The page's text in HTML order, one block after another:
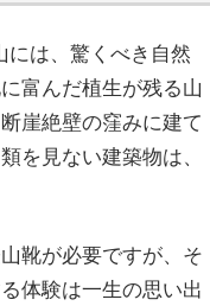
には、驚くべき自然
富んだ植生が残る山
崖絶壁の窪みに建て
を見ない建築物は、
靴が必要ですが、そ
体験は一生の思い出